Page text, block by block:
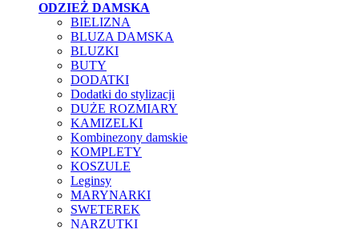
ODZIEŻ DAMSKA
BIELIZNA
BLUZA DAMSKA
BLUZKI
BUTY
DODATKI
Dodatki do stylizacji
DUŻE ROZMIARY
KAMIZELKI
Kombinezony damskie
KOMPLETY
KOSZULE
Leginsy
MARYNARKI
SWETEREK
NARZUTKI